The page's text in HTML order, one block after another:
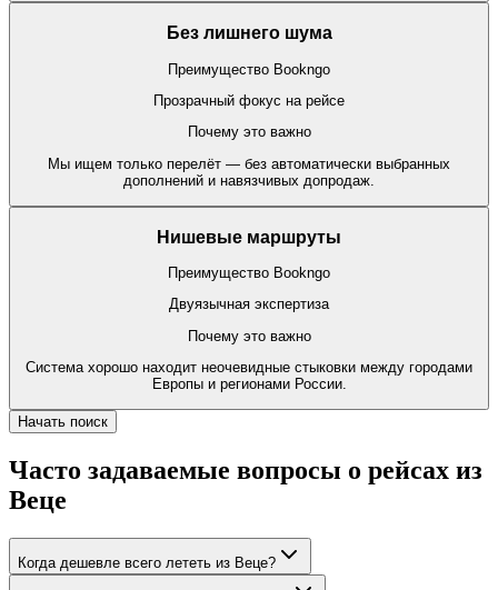
Без лишнего шума
Преимущество Bookngo
Прозрачный фокус на рейсе
Почему это важно
Мы ищем только перелёт — без автоматически выбранных
дополнений и навязчивых допродаж.
Нишевые маршруты
Преимущество Bookngo
Двуязычная экспертиза
Почему это важно
Система хорошо находит неочевидные стыковки между городами
Европы и регионами России.
Начать поиск
Часто задаваемые вопросы о рейсах из
Веце
Когда дешевле всего лететь из Веце?